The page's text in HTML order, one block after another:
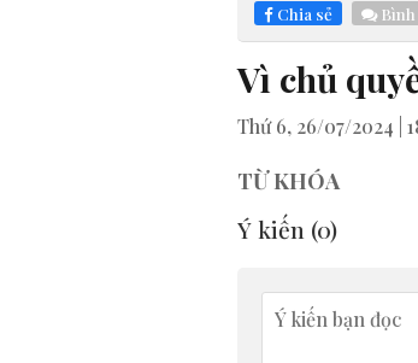
Chia sẻ
Vì chủ
Thứ 6, 26/07/2024 |
TỪ KHÓA
Ý kiến (0)